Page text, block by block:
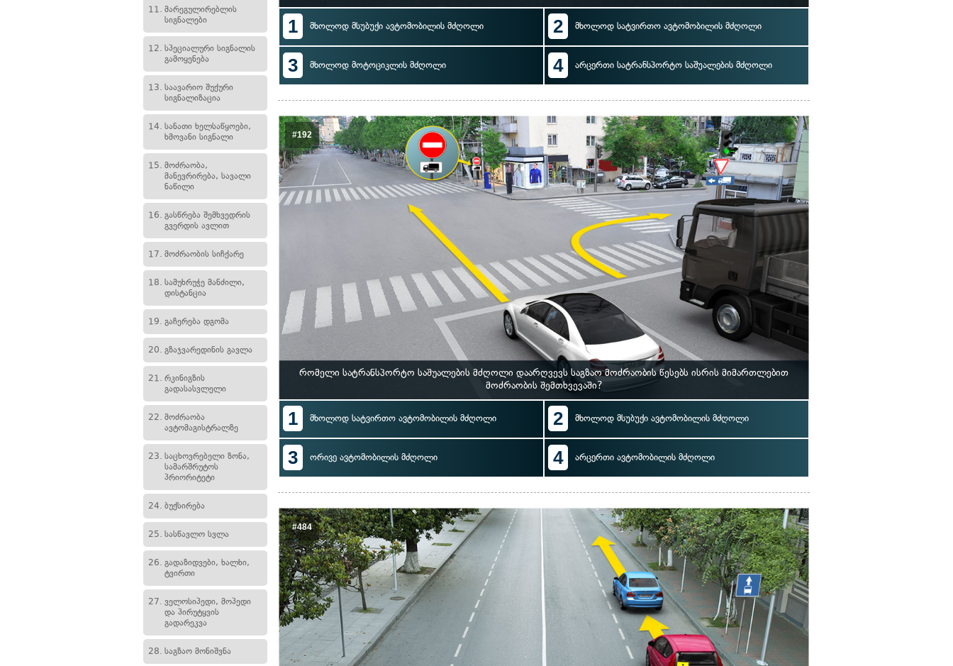
11. მარეგულირებლის
სიგნალები
12. სპეციალური სიგნალის
გამოყენება
13. საავარიო შუქური
სიგნალიზაცია
14. სანათი ხელსაწყოები,
ხმოვანი სიგნალი
15. მოძრაობა,
მანევრირება, სავალი
ნაწილი
16. გასწრება შემხვედრის
გვერდის ავლით
17. მოძრაობის სიჩქარე
18. სამუხრუჭე მანძილი,
დისტანცია
19. გაჩერება დგომა
20. გზაჯვარედინის გავლა
21. რკინიგზის
გადასასვლელი
22. მოძრაობა
ავტომაგისტრალზე
23. საცხოვრებელი ზონა,
სამარშრუტოს
პრიორიტეტი
24. ბუქსირება
25. სასწავლო სვლა
26. გადაზიდვები, ხალხი,
ტვირთი
27. ველოსიპედი, მოპედი
და პირუტყვის
გადარეკვა
28. საგზაო მონიშვნა
1 მხოლოდ მსუბუქი ავტომობილის მძღოლი 2 მხოლოდ სატვირთო ავტომობილის მძღოლი
3 მხოლოდ მოტოციკლის მძღოლი 4 არცერთი სატრანსპორტო საშუალების მძღოლი
#192
რომელი სატრანსპორტო საშუალების მძღოლი დაარღვევს საგზაო მოძრაობის წესებს ისრის მიმართლებით
მოძრაობის შემთხვევაში?
1 მხოლოდ სატვირთო ავტომობილის მძღოლი 2 მხოლოდ მსუბუქი ავტომობილის მძღოლი
3 ორივე ავტომობილის მძღოლი 4 არცერთი ავტომობილის მძღოლი
#484